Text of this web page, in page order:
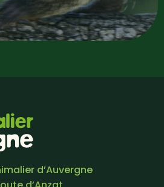
d’Auvergne